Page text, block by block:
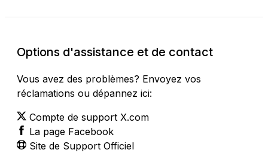
Options d'assistance et de contact
Vous avez des problèmes? Envoyez vos
réclamations ou dépannez ici:
Compte de support X.com
La page Facebook
Site de Support Officiel